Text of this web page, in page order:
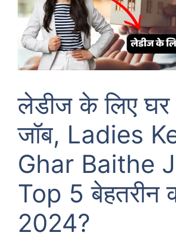
लेडीज के लिए घर
जॉब, Ladies
Ghar Baithe
Top 5 बेहतरीन
2024?